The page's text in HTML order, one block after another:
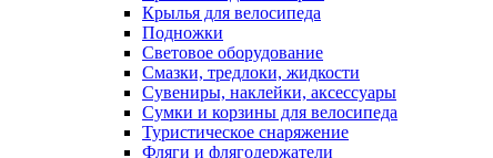
Крылья для велосипеда
Подножки
Световое оборудование
Смазки, тредлоки, жидкости
Сувениры, наклейки, аксессуары
Сумки и корзины для велосипеда
Туристическое снаряжение
Фляги и флягодержатели